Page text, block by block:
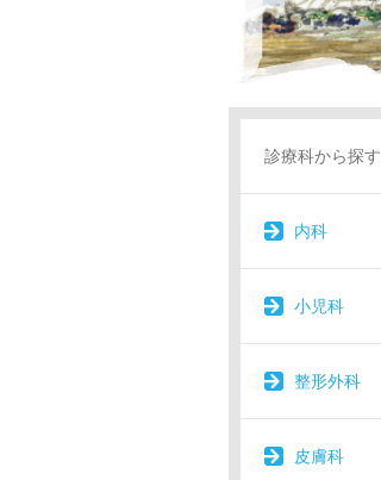
診療科から探す
内科
小児科
整形外科
皮膚科